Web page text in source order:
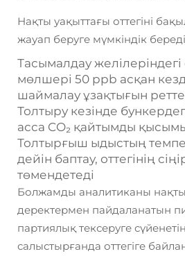
Нақты уақыттағы оттегіні
жауап беруге мүмкіндік
Тасымалдау желілеріндегі
мөлшері 50 ppb асқан
шаймалау ұзақтығын
Толтыру кезінде
асса CO₂ қайтымды
Толтырғыш ыдыстың
дейін баптау, оттегінің
төмендетеді
Болжамды аналитиканы нақты
деректермен пайдаланатын
партиялық тексеруге
салыстырғанда оттегіге